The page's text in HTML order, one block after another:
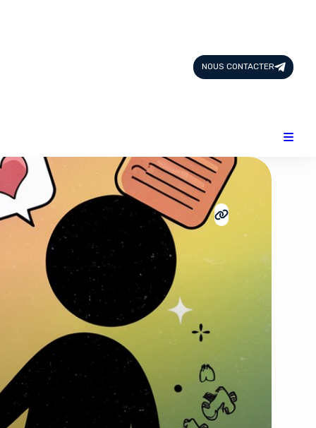
NOUS CONTACTER
Design & Créativité
E-commerce
Famille
Finance
Intelligence Artificielle
Lifestyle
Marketing & Ventes
Plateformes
Produits physiques
Santé et Forme
Social & Communauté
Tech & Développement
Travail & Productivité
Voyage